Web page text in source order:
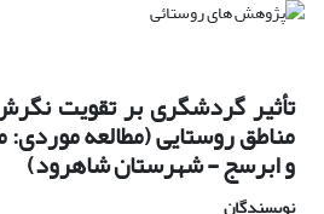
تأثیر گردشگری بر تقویت
مناطق روستایی (مطالعه موردی:
و ابرسج - شهرستان شاهرود)